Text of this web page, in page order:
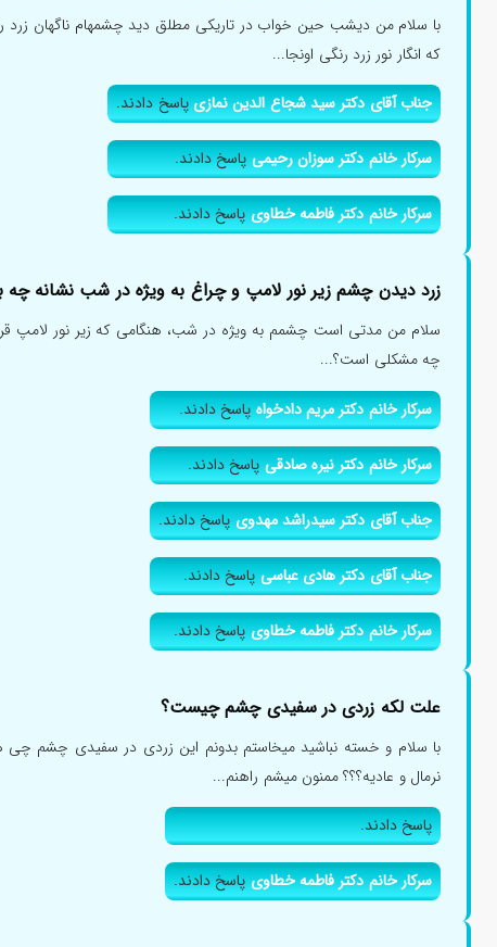
با سلام من دیشب حین خواب در تاریکی مطلق دید چشمهام ناگهان
که انگار نور زرد رنگی اونجا...
جناب آقای دکتر سید شجاع الدین نمازیپاسخ دادند.
سرکار خانم دکتر سوزان رحیمیپاسخ دادند.
سرکار خانم دکتر فاطمه خطاویپاسخ دادند.
زرد دیدن چشم زیر نور لامپ و چراغ به ویژه در شب نشانه
سلام من مدتی است چشمم به ویژه در شب، هنگامی که زیر نور لامپ
چه مشکلی است؟...
سرکار خانم دکتر مریم دادخواهپاسخ دادند.
سرکار خانم دکتر نیره صادقیپاسخ دادند.
جناب آقای دکتر سیدراشد مهدویپاسخ دادند.
جناب آقای دکتر هادی عباسیپاسخ دادند.
سرکار خانم دکتر فاطمه خطاویپاسخ دادند.
علت لکه زردی در سفیدی چشم چیست؟
با سلام و خسته نباشید میخاستم بدونم این زردی در سفیدی
نرمال و عادیه؟؟؟ ممنون میشم راهنم...
پاسخ دادند.
سرکار خانم دکتر فاطمه خطاویپاسخ دادند.